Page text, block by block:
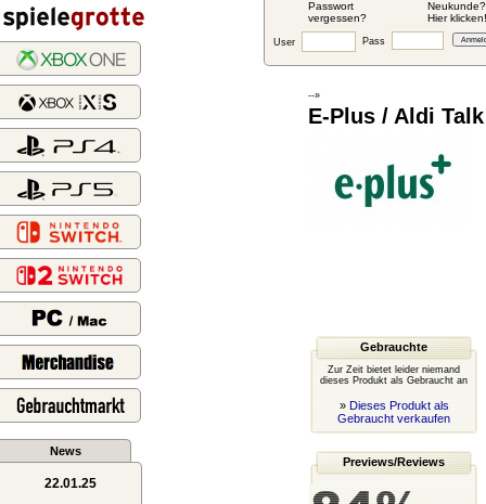
Passwort
vergessen?
Neukunde?
Hier klicken!
User Pass
News
22.01.25
--»
E-Plus / Aldi
Gebrauchte
Zur Zeit bietet leider niemand
dieses Produkt als Gebraucht an
» Dieses Produkt als
Gebraucht verkaufen
Previews/Reviews